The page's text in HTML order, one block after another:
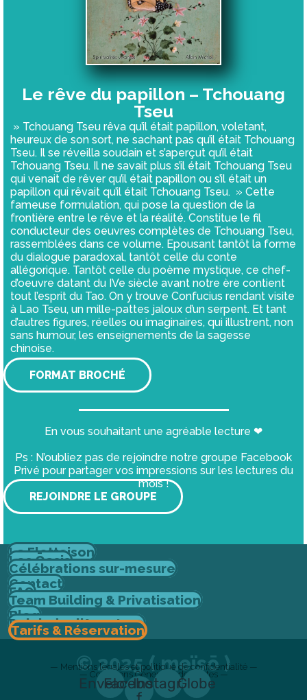
Le rêve du papillon – Tchouang
Tseu
» Tchouang Tseu rêva qu’il était papillon, voletant,
heureux de son sort, ne sachant pas qu’il était Tchouang
Tseu. Il se réveilla soudain et s’aperçut qu’il était
Tchouang Tseu. Il ne savait plus s’il était Tchouang Tseu
qui venait de rêver qu’il était papillon ou s’il était un
papillon qui rêvait qu’il était Tchouang Tseu. » Cette
fameuse formulation, qui pose la question de la
frontière entre le rêve et la réalité. Constitue le fil
conducteur des oeuvres complètes de Tchouang Tseu,
rassemblées dans ce volume. Epousant tantôt la forme
du dialogue paradoxal, tantôt celle du conte
allégorique. Tantôt celle du poème mystique, ce chef-
d’oeuvre datant du IVe siècle avant notre ère contient
tout l’esprit du Tao. On y trouve Confucius rendant visite
à Lao Tseu, un mille-pattes jaloux d’un serpent. Et tant
d’autres figures, réelles ou imaginaires, qui illustrent, non
sans humour, les enseignements de la sagesse
chinoise.
FORMAT BROCHÉ
En vous souhaitant une agréable lecture ❤
Ps : N’oubliez pas de rejoindre notre groupe Facebook
Privé pour partager vos impressions sur les lectures du
mois !
REJOINDRE LE GROUPE
La Flottaison
Les Ōasis
Célébrations sur-mesure
Contact
FAQ
Team Building & Privatisation
Blog
Rejoindre l'Aventure
Tarifs & Réservation
© 2025 ( meïsō )
— Conditions Générales de Ventes —
— Mentions légales et politique de confidentialité —
Envelope
Facebook-
Instagram
Globe